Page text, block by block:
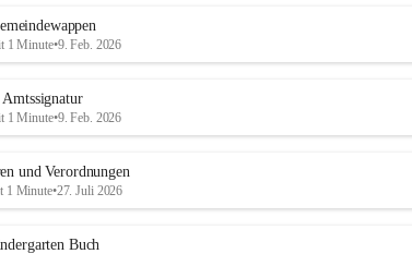
1 Minute•9. Feb. 2026
Amtssignatur
1 Minute•9. Feb. 2026
und Verordnungen
1 Minute•27. Juli 2026
Buch